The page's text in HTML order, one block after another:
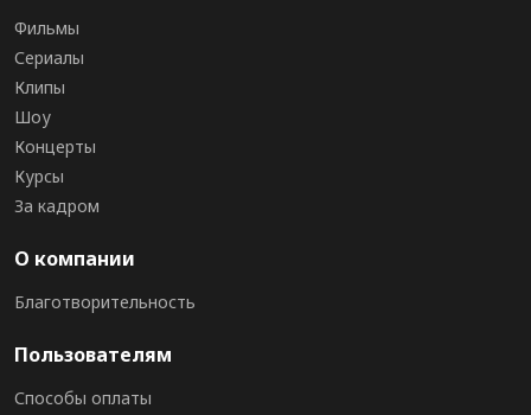
Фильмы
Сериалы
Клипы
Шоу
Концерты
Курсы
За кадром
О компании
Благотворительность
Пользователям
Способы оплаты